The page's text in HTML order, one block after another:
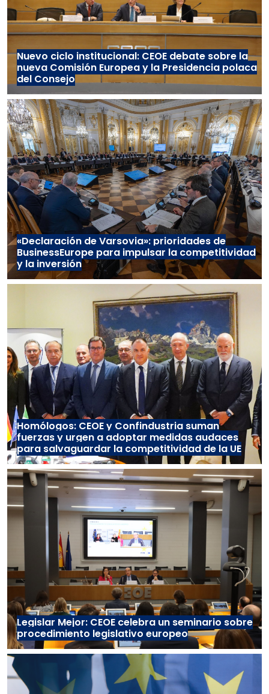
Nuevo ciclo institucional: CEOE debate sobre la
nueva Comisión Europea y la Presidencia polaca
del Consejo
«Declaración de Varsovia»: prioridades de
BusinessEurope para impulsar la competitividad
y la inversión
Homólogos: CEOE y Confindustria suman
fuerzas y urgen a adoptar medidas audaces
para salvaguardar la competitividad de la UE
Legislar Mejor: CEOE celebra un seminario sobre
procedimiento legislativo europeo